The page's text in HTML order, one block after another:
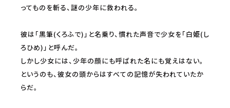
ってものを斬る、謎の少年に救われる。
彼は「黒筆(くろふで)」と名乗り、慣れた声音で少女を「白姫(し
ろひめ)」と呼んだ。
しかし少女には、少年の顔にも呼ばれた名にも覚えはない。
というのも、彼女の頭からはすべての記憶が失われていたか
らだ。